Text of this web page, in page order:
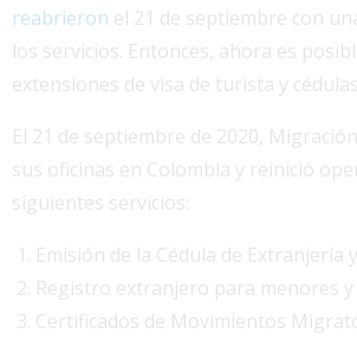
reabrieron el 21 de septiembre con
los servicios. Entonces, ahora es
extensiones de visa de turista y
El 21 de septiembre de 2020,
sus oficinas en Colombia y reinició
siguientes servicios:
Emisión de la Cédula de Extranjería
Registro extranjero para menores
Certificados de Movimientos